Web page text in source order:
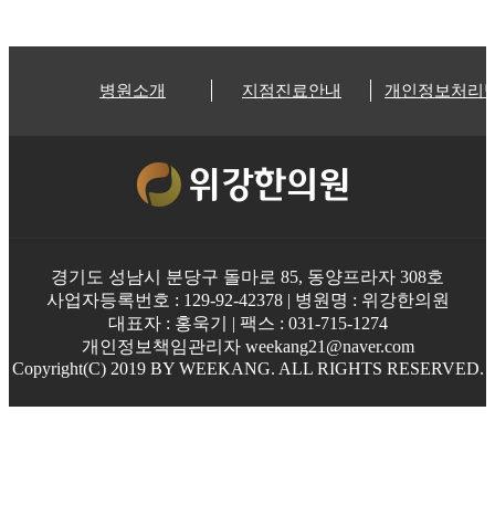
병원소개 지점진료안내 개인정보처리
경기도 성남시 분당구 돌마로 85, 동양프라자 308호
사업자등록번호 : 129-92-42378 | 병원명 : 위강한의원
대표자 : 홍욱기 | 팩스 : 031-715-1274
개인정보책임관리자 weekang21@naver.com
Copyright(C) 2019 BY WEEKANG. ALL RIGHTS RESERVED.